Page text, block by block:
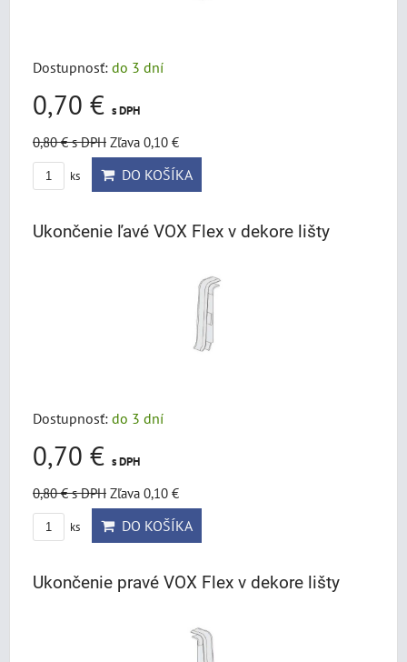
Dostupnosť: do 3 dní
0,70 € s DPH
0,80 €s DPH Zľava 0,10 €
ks DO KOŠÍKA
Ukončenie ľavé VOX Flex v dekore lišty
Dostupnosť: do 3 dní
0,70 € s DPH
0,80 €s DPH Zľava 0,10 €
ks DO KOŠÍKA
Ukončenie pravé VOX Flex v dekore lišty